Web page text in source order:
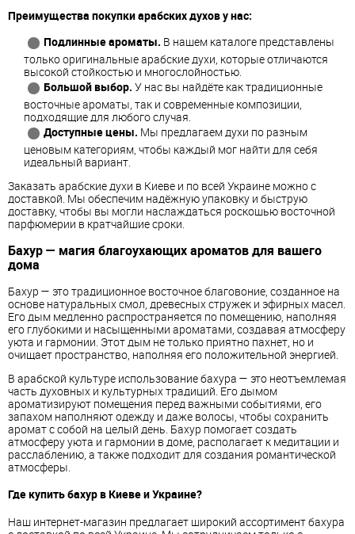
Преимущества покупки арабских духов у нас:
Подлинные ароматы. В нашем каталоге представлены
только оригинальные арабские духи, которые отличаются
высокой стойкостью и многослойностью.
Большой выбор. У нас вы найдёте как традиционные
восточные ароматы, так и современные композиции,
подходящие для любого случая.
Доступные цены. Мы предлагаем духи по разным
ценовым категориям, чтобы каждый мог найти для себя
идеальный вариант.
Заказать арабские духи в Киеве и по всей Украине можно с
доставкой. Мы обеспечим надёжную упаковку и быструю
доставку, чтобы вы могли наслаждаться роскошью восточной
парфюмерии в кратчайшие сроки.
Бахур — магия благоухающих ароматов для вашего
дома
Бахур — это традиционное восточное благовоние, созданное на
основе натуральных смол, древесных стружек и эфирных масел.
Его дым медленно распространяется по помещению, наполняя
его глубокими и насыщенными ароматами, создавая атмосферу
уюта и гармонии. Этот дым не только приятно пахнет, но и
очищает пространство, наполняя его положительной энергией.
В арабской культуре использование бахура — это неотъемлемая
часть духовных и культурных традиций. Его дымом
ароматизируют помещения перед важными событиями, его
запахом наполняют одежду и даже волосы, чтобы сохранить
аромат с собой на целый день. Бахур помогает создать
атмосферу уюта и гармонии в доме, располагает к медитации и
расслаблению, а также подходит для создания романтической
атмосферы.
Где купить бахур в Киеве и Украине?
Наш интернет-магазин предлагает широкий ассортимент бахура